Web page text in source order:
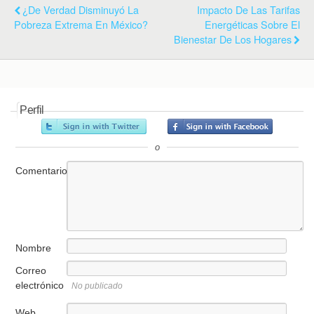
¿De Verdad Disminuyó La
Pobreza Extrema En México?
Impacto De Las Tarifas
Energéticas Sobre El
Bienestar De Los Hogares
Perfil
o
Comentario
Nombre
Correo
electrónico
No publicado